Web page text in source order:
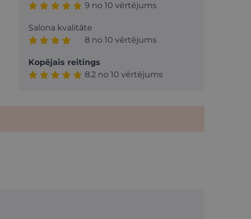
9 no 10 vērtējums
Salona kvalitāte
8 no 10 vērtējums
Kopējais reitings
8.2 no 10 vērtējums